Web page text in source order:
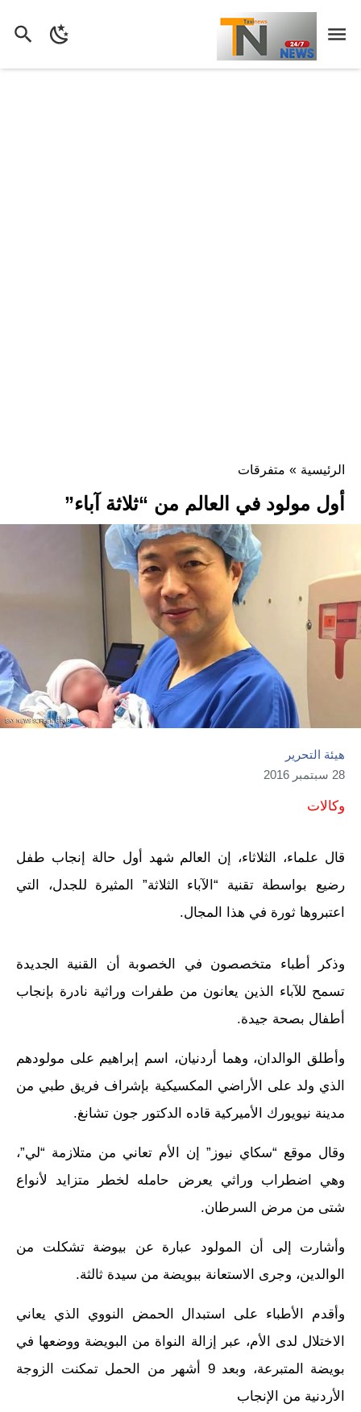
الرئيسية » متفرقات
أول مولود في العالم من “ثلاثة آباء”
هيئة التحرير
28 سبتمبر 2016
وكالات
قال علماء، الثلاثاء، إن العالم شهد أول حالة إنجاب طفل
رضيع بواسطة تقنية “الآباء الثلاثة” المثيرة للجدل، التي
اعتبروها ثورة في هذا المجال.
وذكر أطباء متخصصون في الخصوبة أن القنية الجديدة
تسمح للآباء الذين يعانون من طفرات وراثية نادرة بإنجاب
أطفال بصحة جيدة.
وأطلق الوالدان، وهما أردنيان، اسم إبراهيم على مولودهم
الذي ولد على الأراضي المكسيكية بإشراف فريق طبي من
مدينة نيويورك الأميركية قاده الدكتور جون تشانغ.
وقال موقع “سكاي نيوز” إن الأم تعاني من متلازمة “لي”،
وهي اضطراب وراثي يعرض حامله لخطر متزايد لأنواع
شتى من مرض السرطان.
وأشارت إلى أن المولود عبارة عن بيوضة تشكلت من
الوالدين، وجرى الاستعانة ببويضة من سيدة ثالثة.
وأقدم الأطباء على استبدال الحمض النووي الذي يعاني
الاختلال لدى الأم، عبر إزالة النواة من البويضة ووضعها في
بويضة المتبرعة، وبعد 9 أشهر من الحمل تمكنت الزوجة
الأردنية من الإنجاب